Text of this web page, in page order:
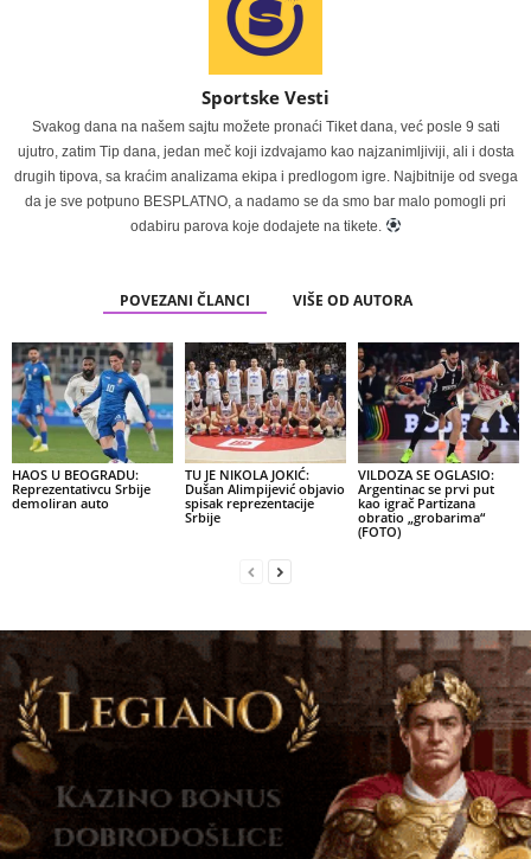
Sportske Vesti
Svakog dana na našem sajtu možete pronaći Tiket dana, već posle 9 sati
ujutro, zatim Tip dana, jedan meč koji izdvajamo kao najzanimljiviji, ali i dosta
drugih tipova, sa kraćim analizama ekipa i predlogom igre. Najbitnije od svega
da je sve potpuno BESPLATNO, a nadamo se da smo bar malo pomogli pri
odabiru parova koje dodajete na tikete.
POVEZANI ČLANCI VIŠE OD AUTORA
HAOS U BEOGRADU:
Reprezentativcu Srbije
demoliran auto
TU JE NIKOLA JOKIĆ:
Dušan Alimpijević objavio
spisak reprezentacije
Srbije
VILDOZA SE OGLASIO:
Argentinac se prvi put
kao igrač Partizana
obratio „grobarima“
(FOTO)